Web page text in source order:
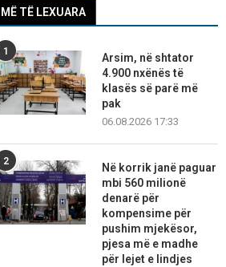
MË TË LEXUARA
1
Arsim, në shtator
4.900 nxënës të
klasës së parë më
pak
06.08.2026 17:33
2
Në korrik janë paguar
mbi 560 milionë
denarë për
kompensime për
pushim mjekësor,
pjesa më e madhe
për lejet e lindjes